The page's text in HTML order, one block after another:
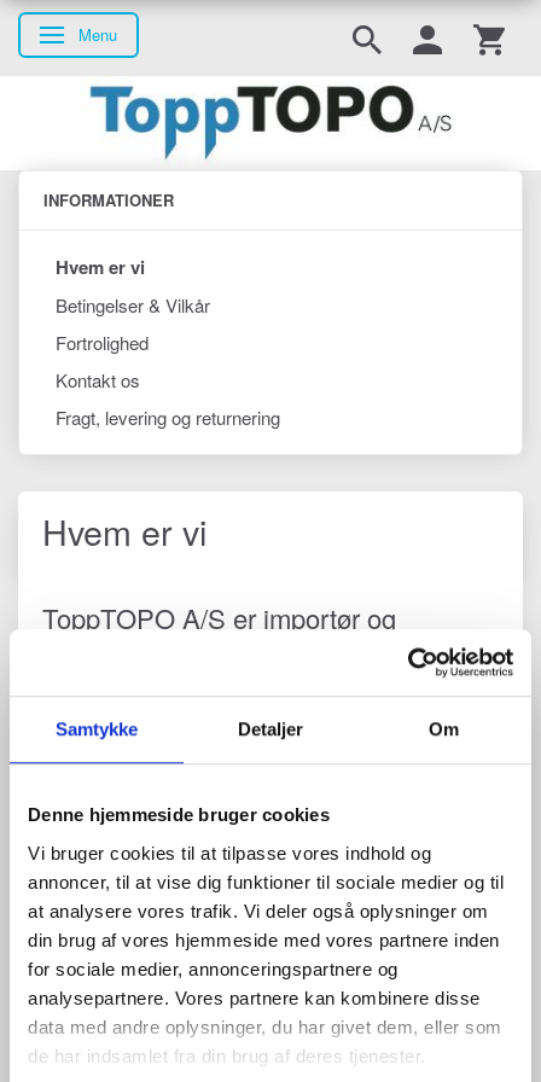
Samtykke Detaljer Om
Denne hjemmeside bruger cookies
Vi bruger cookies til at tilpasse vores indhold og
annoncer, til at vise dig funktioner til sociale medier og til
at analysere vores trafik. Vi deler også oplysninger om
din brug af vores hjemmeside med vores partnere inden
for sociale medier, annonceringspartnere og
analysepartnere. Vores partnere kan kombinere disse
data med andre oplysninger, du har givet dem, eller som
de har indsamlet fra din brug af deres tjenester.
Skifte navigation
Menu
INFORMATIONER
Hvem er vi
Betingelser & Vilkår
Fortrolighed
Kontakt os
Fragt, levering og returnering
Hvem er vi
ToppTOPO A/S er importør og
leverandør af måleudstyr i Danmark.
totalstationer, maskinkontrol, GPS
udstyr og droner til byggebranchen og
Vi har til huse på Banegraven 2 i Slangerup hvor vi også har
deres rotorlaser, rør laser eller niveller uanset fabrikat samt
support og bruger kurser. På vores webshop kan du finde
produkter fra Topcon/Sokkia’s, Wingtra og en hel række tilbehørs
dele så som stativer, stadier, prismer og meget mere.
Hvem er Topcon/SOKKIA?
Topcon/Sokkia er verdens største producenter af landmålings
GPS og totalstationer samt lasere, maskinstyring og andet
måleudstyr. Topcons optiske rødder går helt tilbage til 1932, og
deres produkter har verden over altid været kendt for deres